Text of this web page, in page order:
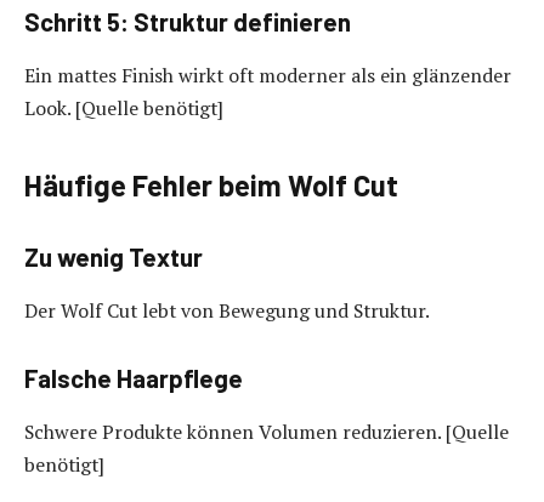
Schritt 5: Struktur definieren
Ein mattes Finish wirkt oft moderner als ein glänzender
Look. [Quelle benötigt]
Häufige Fehler beim Wolf Cut
Zu wenig Textur
Der Wolf Cut lebt von Bewegung und Struktur.
Falsche Haarpflege
Schwere Produkte können Volumen reduzieren. [Quelle
benötigt]